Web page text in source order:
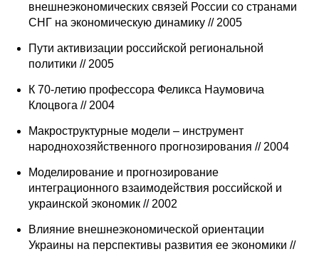
Поступление
Обучение
Нормативные документы
О совете
Материалы
Конкурсы и вакансии
внешнеэкономических связей России со странами
СНГ на экономическую динамику // 2005
Пути активизации российской региональной
политики // 2005
К 70-летию профессора Феликса Наумовича
Клоцвога // 2004
Макроструктурные модели – инструмент
народнохозяйственного прогнозирования // 2004
Моделирование и прогнозирование
интеграционного взаимодействия российской и
украинской экономик // 2002
Влияние внешнеэкономической ориентации
Украины на перспективы развития ее экономики //